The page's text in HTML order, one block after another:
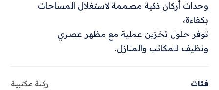
وحدات أركان ذكية مصممة لاستغلال المساحات
بكفاءة،
توفر حلول تخزين عملية مع مظهر عصري
ونظيف للمكاتب والمنازل.
فئات ركنة مكتبية